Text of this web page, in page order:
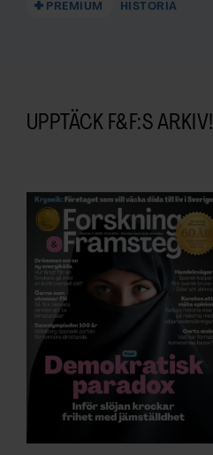
PREMIUM HISTORIA
UPPTÄCK F&F:S ARKIV!